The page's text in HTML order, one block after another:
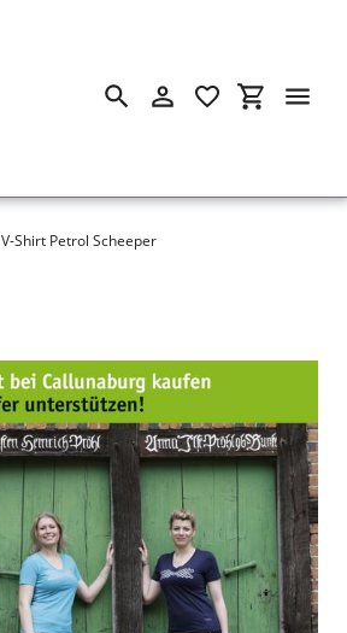
SuchenEinloggen
V-Shirt Petrol Scheeper